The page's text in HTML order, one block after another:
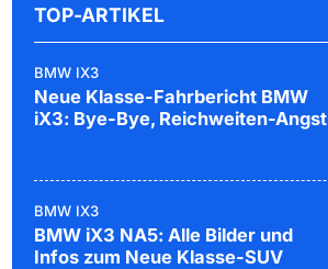
TOP-ARTIKEL
BMW IX3
Neue Klasse-Fahrbericht BMW
iX3: Bye-Bye, Reichweiten-Angst
BMW IX3
BMW iX3 NA5: Alle Bilder und
Infos zum Neue Klasse-SUV